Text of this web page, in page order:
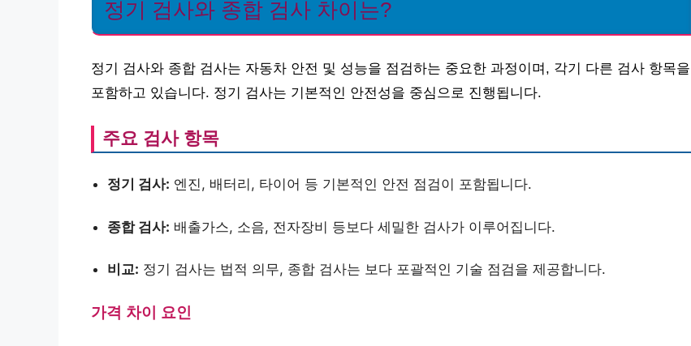
정기 검사와 종합 검사 차이는?
정기 검사와 종합 검사는 자동차 안전 및 성능을 점검하는 중요한 과정이며, 각기 다른 검사 항목을
포함하고 있습니다. 정기 검사는 기본적인 안전성을 중심으로 진행됩니다.
주요 검사 항목
정기 검사: 엔진, 배터리, 타이어 등 기본적인 안전 점검이 포함됩니다.
종합 검사: 배출가스, 소음, 전자장비 등보다 세밀한 검사가 이루어집니다.
비교: 정기 검사는 법적 의무, 종합 검사는 보다 포괄적인 기술 점검을 제공합니다.
가격 차이 요인